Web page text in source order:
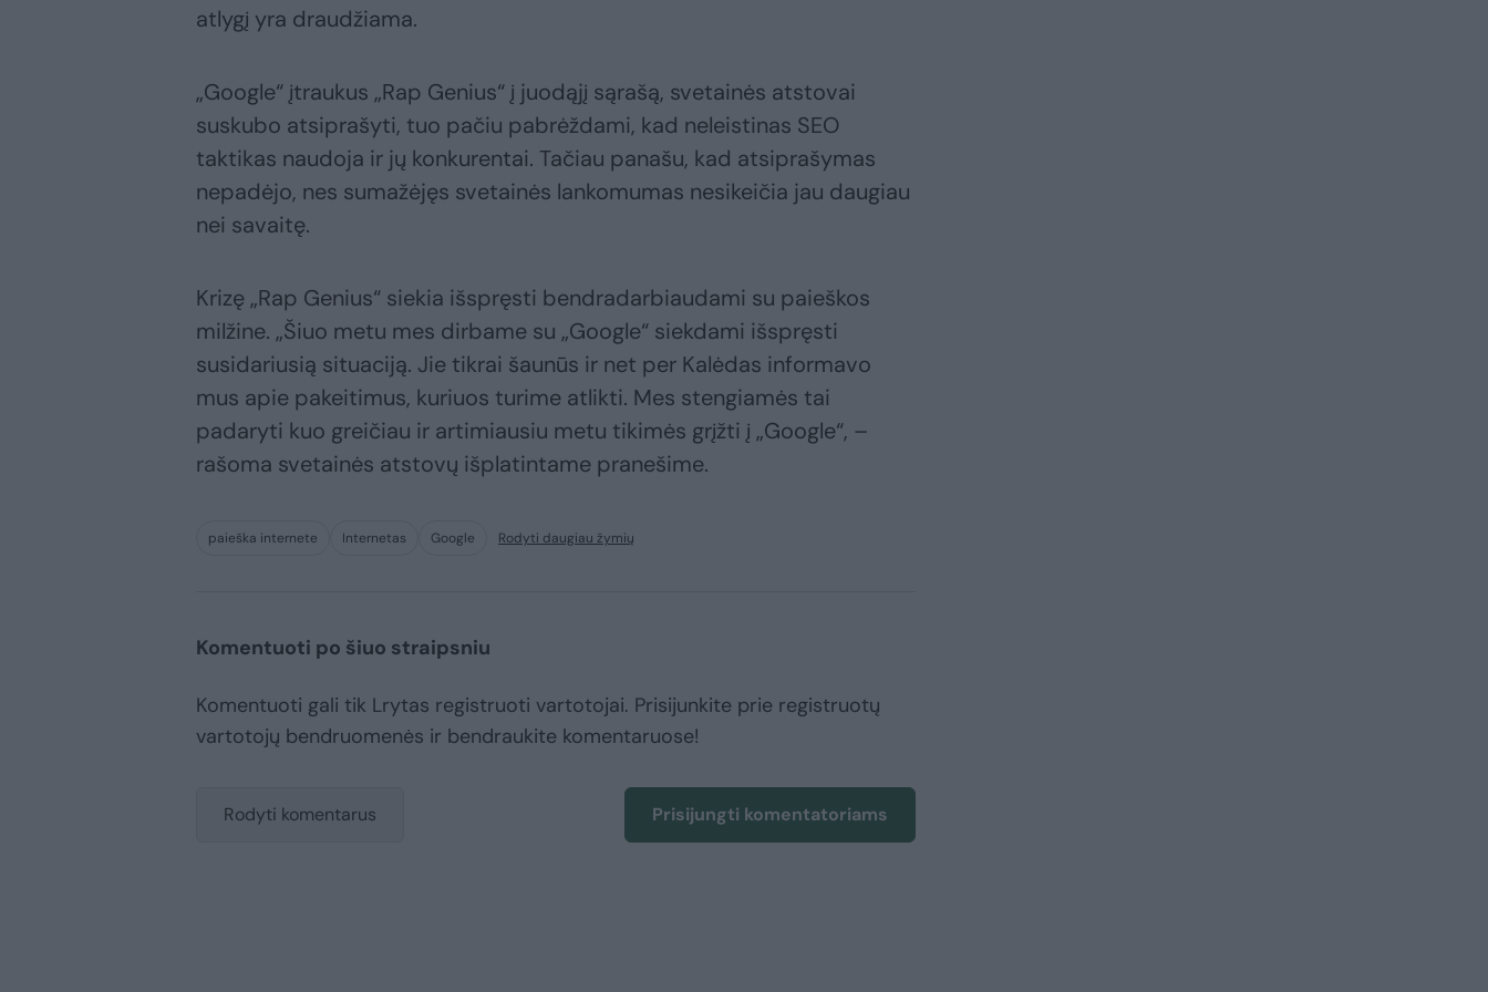
atlygį yra draudžiama.
„Google“ įtraukus „Rap Genius“ į juodąjį sąrašą, svetainės atstovai
suskubo atsiprašyti, tuo pačiu pabrėždami, kad neleistinas SEO
taktikas naudoja ir jų konkurentai. Tačiau panašu, kad atsiprašymas
nepadėjo, nes sumažėjęs svetainės lankomumas nesikeičia jau daugiau
nei savaitę.
Krizę „Rap Genius“ siekia išspręsti bendradarbiaudami su paieškos
milžine. „Šiuo metu mes dirbame su „Google“ siekdami išspręsti
susidariusią situaciją. Jie tikrai šaunūs ir net per Kalėdas informavo
mus apie pakeitimus, kuriuos turime atlikti. Mes stengiamės tai
padaryti kuo greičiau ir artimiausiu metu tikimės grįžti į „Google“, –
rašoma svetainės atstovų išplatintame pranešime.
paieška internete Internetas Google Rodyti daugiau žymių
Komentuoti po šiuo straipsniu
Komentuoti gali tik Lrytas registruoti vartotojai. Prisijunkite prie registruotų
vartotojų bendruomenės ir bendraukite komentaruose!
Rodyti komentarus Prisijungti komentatoriams